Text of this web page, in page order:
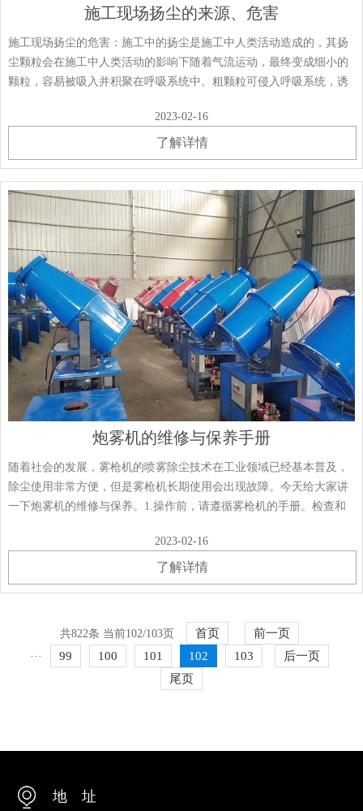
施工现场扬尘的来源、危害
施工现场扬尘的危害：施工中的扬尘是施工中人类活动造成的，其扬
尘颗粒会在施工中人类活动的影响下随着气流运动，最终变成细小的
颗粒，容易被吸入并积聚在呼吸系统中。粗颗粒可侵入呼吸系统，诱
及人民生命。在建筑施工过程中，由于施工人······
2023-02-16
了解详情
炮雾机的维修与保养手册
随着社会的发展，雾枪机的喷雾除尘技术在工业领域已经基本普及，
除尘使用非常方便，但是雾枪机长期使用会出现故障。今天给大家讲
一下炮雾机的维修与保养。1.操作前，请遵循雾枪机的手册。检查和
时冲洗，并用清水喷洒几次，清除液罐、······
2023-02-16
了解详情
共822条 当前102/103页 首页 前一页
··· 99 100 101 102 103
后一页
尾页
地 址